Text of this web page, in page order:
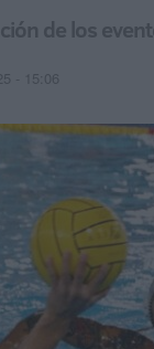
de los
- 15:06